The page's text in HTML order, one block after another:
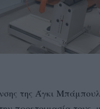
της Άγκι